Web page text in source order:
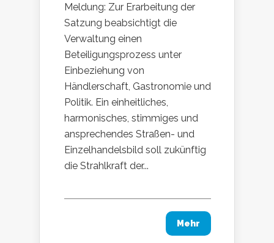
Meldung: Zur Erarbeitung der
Satzung beabsichtigt die
Verwaltung einen
Beteiligungsprozess unter
Einbeziehung von
Händlerschaft, Gastronomie und
Politik. Ein einheitliches,
harmonisches, stimmiges und
ansprechendes Straßen- und
Einzelhandelsbild soll zukünftig
die Strahlkraft der...
Mehr